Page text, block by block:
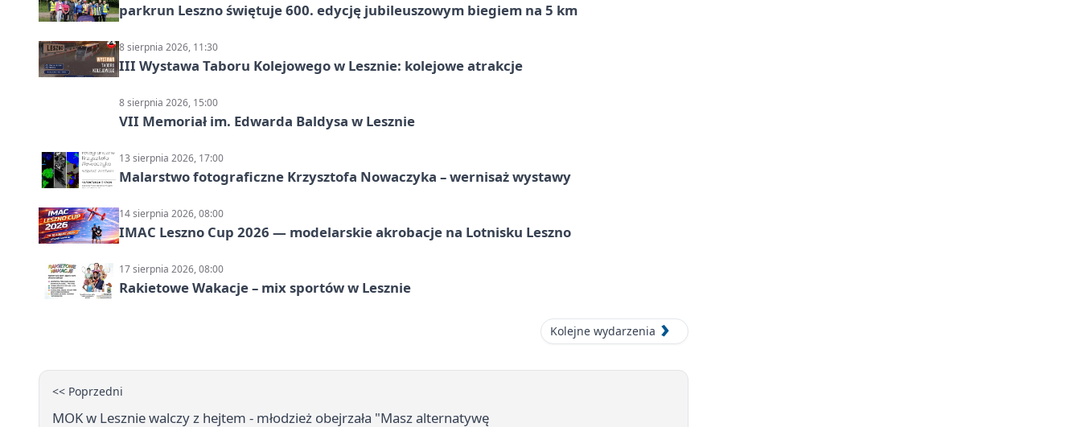
parkrun Leszno świętuje 600. edycję jubileuszowym biegiem na 5 km
8 sierpnia 2026, 11:30
III Wystawa Taboru Kolejowego w Lesznie: kolejowe atrakcje
8 sierpnia 2026, 15:00
VII Memoriał im. Edwarda Baldysa w Lesznie
13 sierpnia 2026, 17:00
Malarstwo fotograficzne Krzysztofa Nowaczyka – wernisaż wystawy
14 sierpnia 2026, 08:00
IMAC Leszno Cup 2026 — modelarskie akrobacje na Lotnisku Leszno
17 sierpnia 2026, 08:00
Rakietowe Wakacje – mix sportów w Lesznie
Kolejne wydarzenia
<< Poprzedni
MOK w Lesznie walczy z hejtem - młodzież obejrzała "Masz alternatywę